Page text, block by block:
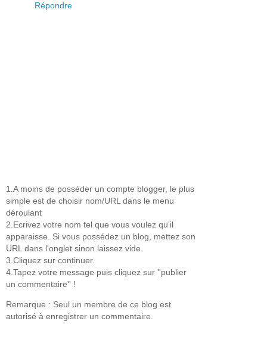
Répondre
1.A moins de posséder un compte blogger, le plus
simple est de choisir nom/URL dans le menu
déroulant
2.Ecrivez votre nom tel que vous voulez qu'il
apparaisse. Si vous possédez un blog, mettez son
URL dans l'onglet sinon laissez vide.
3.Cliquez sur continuer.
4.Tapez votre message puis cliquez sur ''publier
un commentaire'' !
Remarque : Seul un membre de ce blog est
autorisé à enregistrer un commentaire.